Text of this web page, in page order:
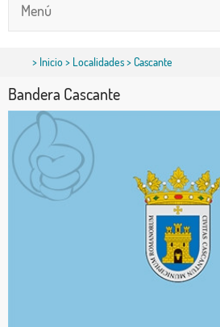
Menú
> Inicio> Localidades> Cascante
Bandera Cascante